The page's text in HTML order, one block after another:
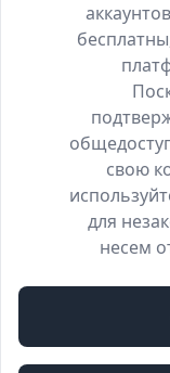
свою
для
несем